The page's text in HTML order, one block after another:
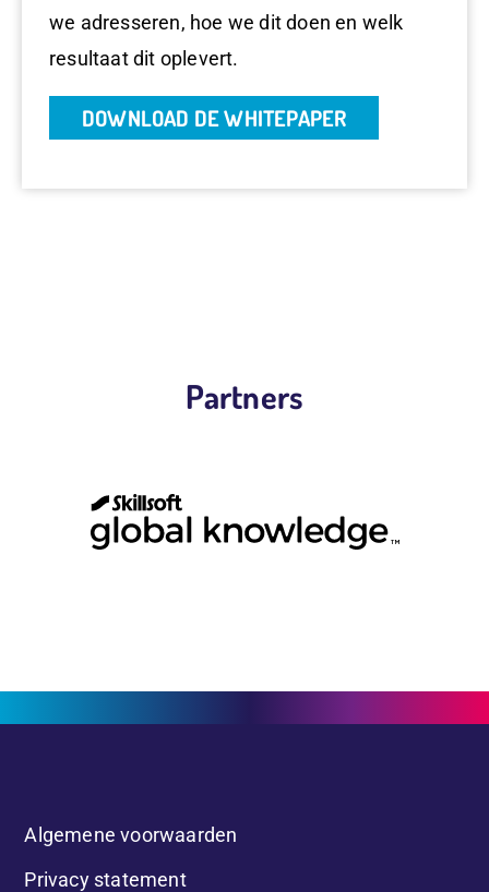
we adresseren, hoe we dit doen en welk
resultaat dit oplevert.
DOWNLOAD DE WHITEPAPER
Partners
Algemene voorwaarden
Privacy statement